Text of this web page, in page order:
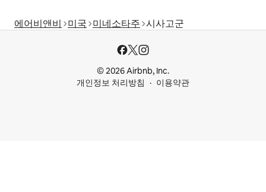
에어비앤비 미국 미네소타주 시사고군
© 2026 Airbnb, Inc.
개인정보 처리방침
이용약관